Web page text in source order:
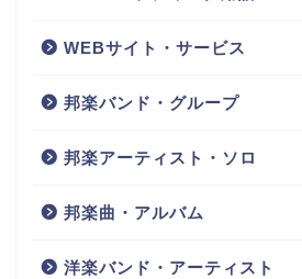
WEBサイト・サービス
邦楽バンド・グループ
邦楽アーティスト・ソロ
邦楽曲・アルバム
洋楽バンド・アーティスト